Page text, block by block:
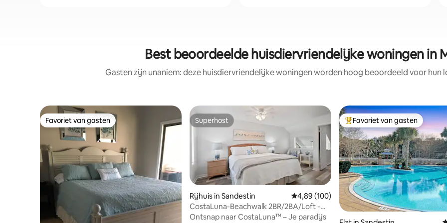
Best beoordeelde huisdiervriendelijke woningen in
Gasten zijn unaniem: deze huisdiervriendelijke woningen worden hoog beoordeeld voor hun
Favoriet van gasten
Favoriet van gasten Superhost
Superhost
Rijhuis in Sandestin Gemiddelde beoordeling van 4,89 op 5, 100
4,89 (100)
CostaLuna-Beachwalk 2BR/2BA/Loft -
Kar naar het strand!
Ontsnap naar CostaLuna™ – Je paradijs
Topfavoriet van gasten
Favoriet van gasten